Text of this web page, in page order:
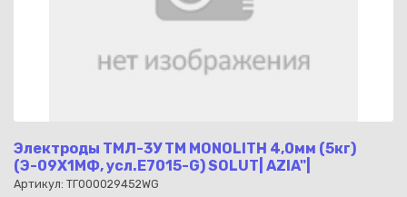
Электроды ТМЛ-3У ТМ MONOLITH 4,0мм (5кг)
(Э-09Х1МФ, усл.E7015-G) SOLUT| AZIA"|
Артикул: ТГ000029452WG